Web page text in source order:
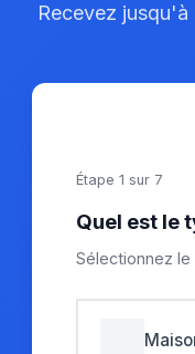
Recevez
Étape 1 sur 7
Quel est le
Sélectionnez